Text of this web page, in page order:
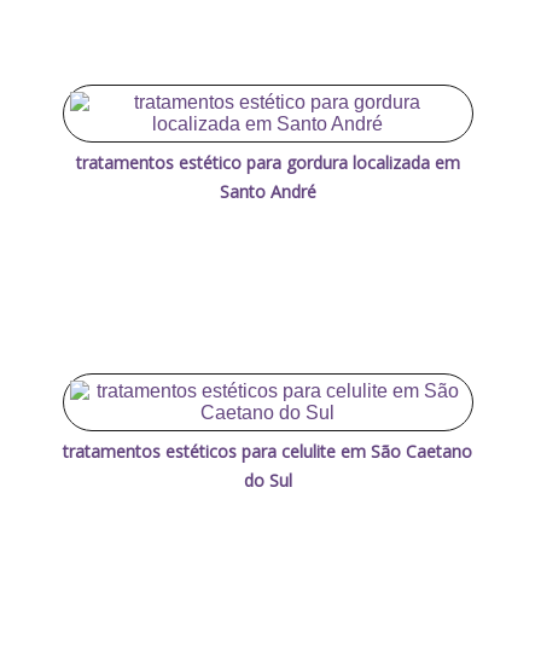
tratamentos estético para gordura localizada em
Santo André
tratamentos estéticos para celulite em São Caetano
do Sul